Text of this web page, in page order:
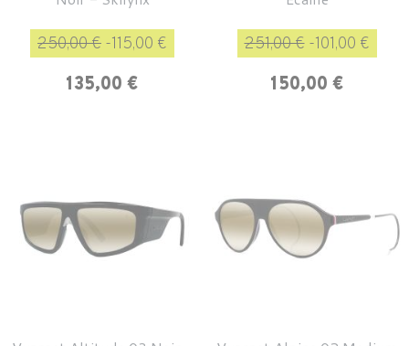
Prix de base
250,00 € -115,00 €
135,00 €
Prix de base
251,00 €-101,00 €
150,00 €